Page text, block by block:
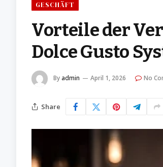
GESCHÄFT
Vorteile der
Dolce Gusto
By admin April 1, 2026 No
Share